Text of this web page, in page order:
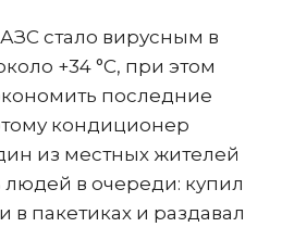
стало вирусным в
+34 °C, при этом
последние
кондиционер
из местных жителей
в очереди: купил
в пакетиках и раздавал